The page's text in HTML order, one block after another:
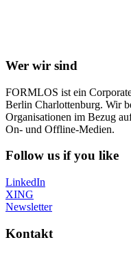
Wer wir sind
FORMLOS ist ein
Berlin Charlottenburg. Wir
Organisationen im Bezug
On- und Offline-Medien.
Follow us if you like
LinkedIn
XING
Newsletter
Kontakt